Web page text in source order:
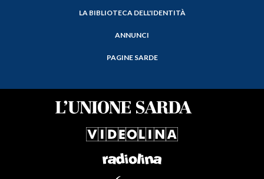
LA BIBLIOTECA DELL'IDENTITÀ
ANNUNCI
PAGINE SARDE